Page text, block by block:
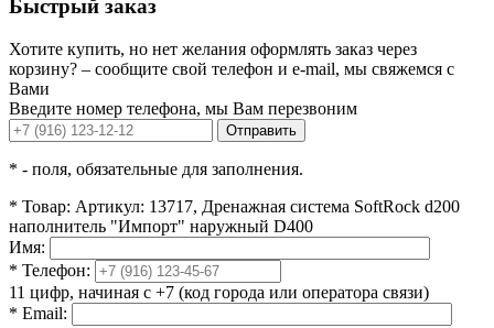
Быстрый заказ
Хотите купить, но нет желания оформлять заказ через
корзину? – сообщите свой телефон и e-mail, мы свяжемся с
Вами
Введите номер телефона, мы Вам перезвоним
Отправить
* - поля, обязательные для заполнения.
* Товар: Артикул: 13717, Дренажная система SoftRock d200
наполнитель "Импорт" наружный D400
Имя:
* Телефон:
11 цифр, начиная с +7 (код города или оператора связи)
* Email: